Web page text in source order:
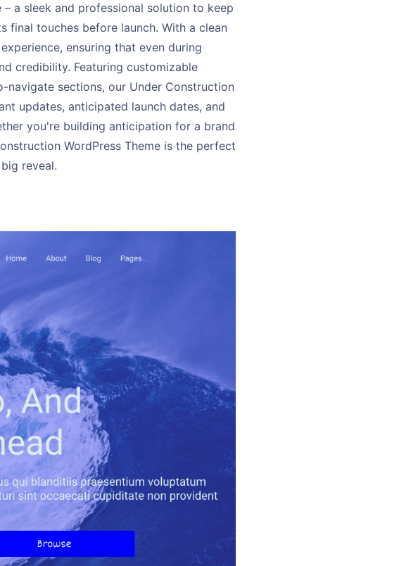
a sleek and professional solution to keep
final touches before launch. With a clean
ensuring that even during
credibility. Featuring customizable
sections, our Under Construction
updates, anticipated launch dates, and
you're building anticipation for a brand
WordPress Theme is the perfect
reveal.